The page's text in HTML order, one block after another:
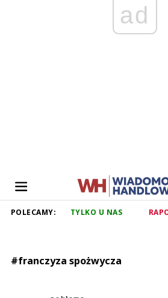
ad
POLECAMY: TYLKO U NAS
#franczyza spożwycza